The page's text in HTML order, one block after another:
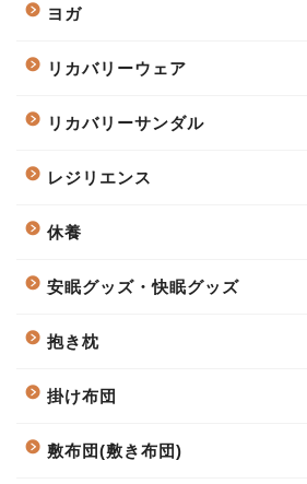
ヨガ
リカバリーウェア
リカバリーサンダル
レジリエンス
休養
安眠グッズ・快眠グッズ
抱き枕
掛け布団
敷布団(敷き布団)